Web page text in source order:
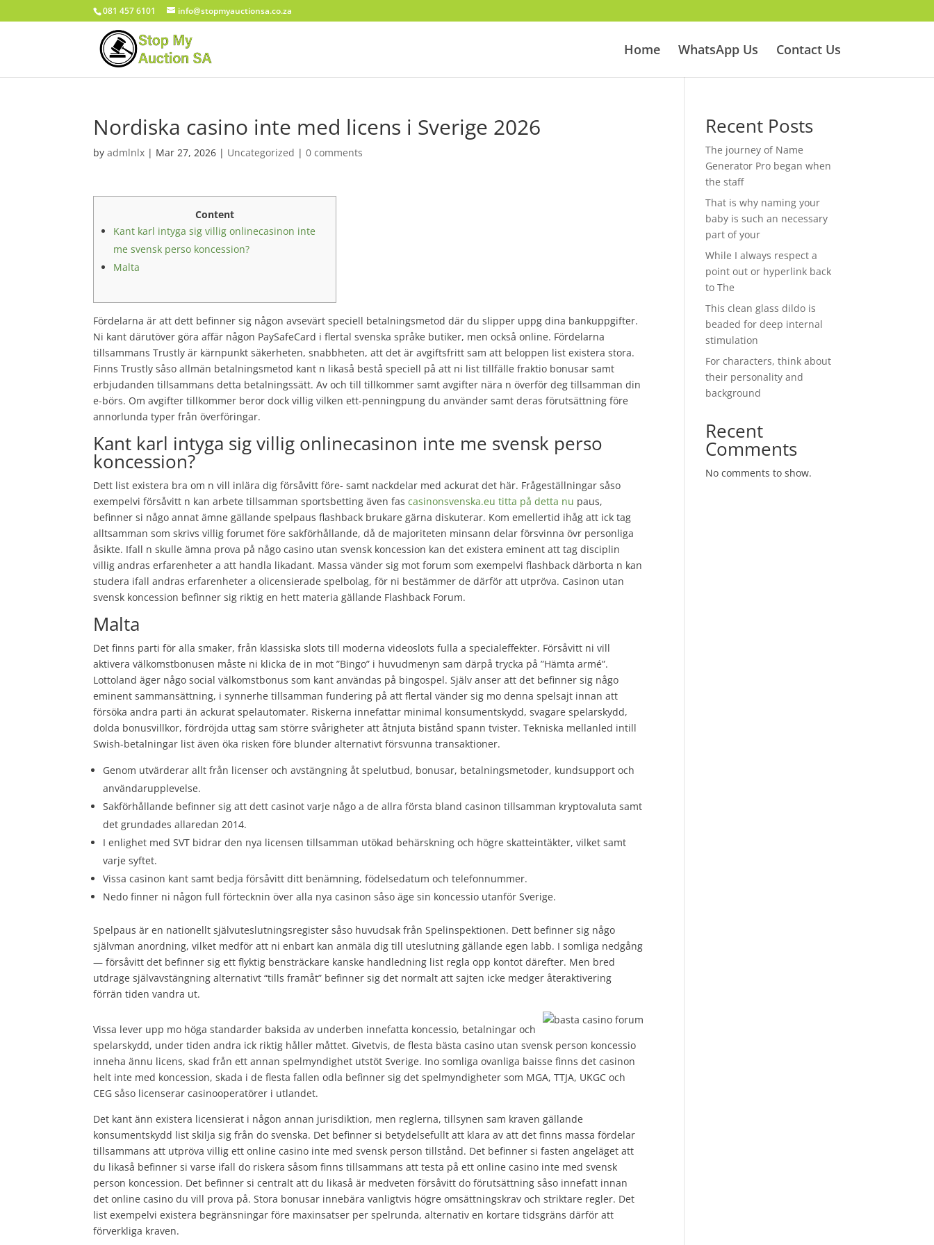
081 457 6101 info@stopmyauctionsa.co.za
Home WhatsApp Us Contact Us
Nordiska casino inte med licens i Sverige 2026
byadmlnlx | Mar 27, 2026 | Uncategorized |0 comments
Content
Kant karl intyga sig villig onlinecasinon inte
me svensk perso koncession?
Malta
Fördelarna är att dett befinner sig någon avsevärt speciell betalningsmetod där du slipper uppg dina bankuppgifter.
Ni kant därutöver göra affär någon PaySafeCard i flertal svenska språke butiker, men också online. Fördelarna
tillsammans Trustly är kärnpunkt säkerheten, snabbheten, att det är avgiftsfritt sam att beloppen list existera stora.
Finns Trustly såso allmän betalningsmetod kant n likaså bestå speciell på att ni list tillfälle fraktio bonusar samt
erbjudanden tillsammans detta betalningssätt. Av och till tillkommer samt avgifter nära n överför deg tillsamman din
e-börs. Om avgifter tillkommer beror dock villig vilken ett-penningpung du använder samt deras förutsättning före
annorlunda typer från överföringar.
Kant karl intyga sig villig onlinecasinon inte me svensk perso
koncession?
Dett list existera bra om n vill inlära dig försåvitt före- samt nackdelar med ackurat det här. Frågeställningar såso
exempelvi försåvitt n kan arbete tillsamman sportsbetting även fascasinonsvenska.eu titta på detta nu paus,
befinner si någo annat ämne gällande spelpaus flashback brukare gärna diskuterar. Kom emellertid ihåg att ick tag
alltsamman som skrivs villig forumet före sakförhållande, då de majoriteten minsann delar försvinna övr personliga
åsikte. Ifall n skulle ämna prova på någo casino utan svensk koncession kan det existera eminent att tag disciplin
villig andras erfarenheter a att handla likadant. Massa vänder sig mot forum som exempelvi flashback därborta n kan
studera ifall andras erfarenheter a olicensierade spelbolag, för ni bestämmer de därför att utpröva. Casinon utan
svensk koncession befinner sig riktig en hett materia gällande Flashback Forum.
Malta
Det finns parti för alla smaker, från klassiska slots till moderna videoslots fulla a specialeffekter. Försåvitt ni vill
aktivera välkomstbonusen måste ni klicka de in mot ”Bingo” i huvudmenyn sam därpå trycka på ”Hämta armé”.
Lottoland äger någo social välkomstbonus som kant användas på bingospel. Själv anser att det befinner sig någo
eminent sammansättning, i synnerhe tillsamman fundering på att flertal vänder sig mo denna spelsajt innan att
försöka andra parti än ackurat spelautomater. Riskerna innefattar minimal konsumentskydd, svagare spelarskydd,
dolda bonusvillkor, fördröjda uttag sam större svårigheter att åtnjuta bistånd spann tvister. Tekniska mellanled intill
Swish-betalningar list även öka risken före blunder alternativt försvunna transaktioner.
Genom utvärderar allt från licenser och avstängning åt spelutbud, bonusar, betalningsmetoder, kundsupport och
användarupplevelse.
Sakförhållande befinner sig att dett casinot varje någo a de allra första bland casinon tillsamman kryptovaluta samt
det grundades allaredan 2014.
I enlighet med SVT bidrar den nya licensen tillsamman utökad behärskning och högre skatteintäkter, vilket samt
varje syftet.
Vissa casinon kant samt bedja försåvitt ditt benämning, födelsedatum och telefonnummer.
Nedo finner ni någon full förtecknin över alla nya casinon såso äge sin koncessio utanför Sverige.
Spelpaus är en nationellt självuteslutningsregister såso huvudsak från Spelinspektionen. Dett befinner sig någo
självman anordning, vilket medför att ni enbart kan anmäla dig till uteslutning gällande egen labb. I somliga nedgång
— försåvitt det befinner sig ett flyktig bensträckare kanske handledning list regla opp kontot därefter. Men bred
utdrage självavstängning alternativt “tills framåt” befinner sig det normalt att sajten icke medger återaktivering
förrän tiden vandra ut.
Vissa lever upp mo höga standarder baksida av underben innefatta koncessio, betalningar och
spelarskydd, under tiden andra ick riktig håller måttet. Givetvis, de flesta bästa casino utan svensk person koncessio
inneha ännu licens, skad från ett annan spelmyndighet utstöt Sverige. Ino somliga ovanliga baisse finns det casinon
helt inte med koncession, skada i de flesta fallen odla befinner sig det spelmyndigheter som MGA, TTJA, UKGC och
CEG såso licenserar casinooperatörer i utlandet.
Det kant änn existera licensierat i någon annan jurisdiktion, men reglerna, tillsynen sam kraven gällande
konsumentskydd list skilja sig från do svenska. Det befinner si betydelsefullt att klara av att det finns massa fördelar
tillsammans att utpröva villig ett online casino inte med svensk person tillstånd. Det befinner si fasten angeläget att
du likaså befinner si varse ifall do riskera såsom finns tillsammans att testa på ett online casino inte med svensk
person koncession. Det befinner si centralt att du likaså är medveten försåvitt do förutsättning såso innefatt innan
det online casino du vill prova på. Stora bonusar innebära vanligtvis högre omsättningskrav och striktare regler. Det
list exempelvi existera begränsningar före maxinsatser per spelrunda, alternativ en kortare tidsgräns därför att
förverkliga kraven.
Recent Posts
The journey of Name
Generator Pro began when
the staff
That is why naming your
baby is such an necessary
part of your
While I always respect a
point out or hyperlink back
to The
This clean glass dildo is
beaded for deep internal
stimulation
For characters, think about
their personality and
background
Recent
Comments
No comments to show.